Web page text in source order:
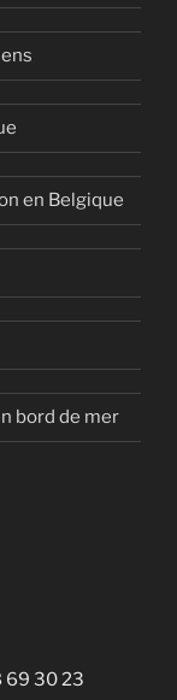
en Belgique
bord de mer
69 30 23